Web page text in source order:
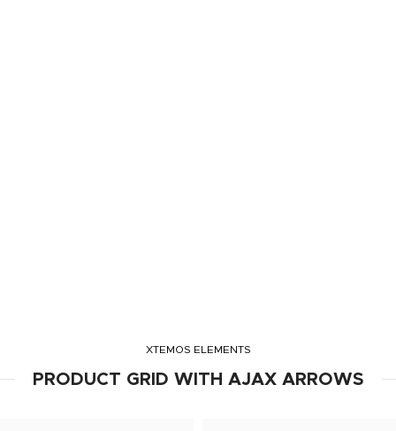
XTEMOS ELEMENTS
PRODUCT GRID WITH AJAX ARROWS